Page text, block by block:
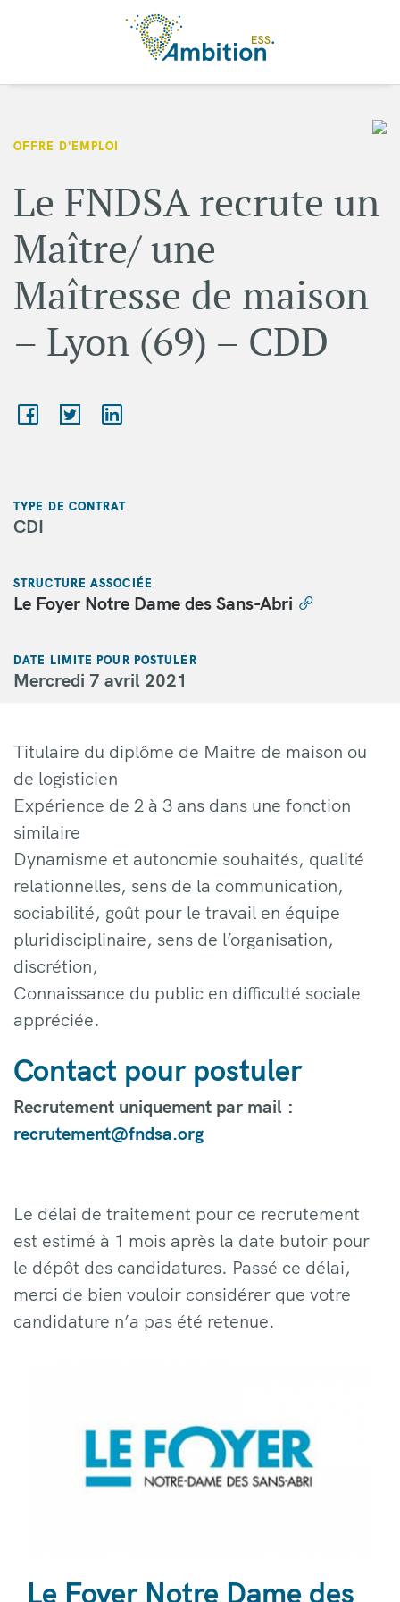
Aller au contenu principal
OFFRE D'EMPLOI
Le FNDSA recrute un
Maître/ une
Maîtresse de maison
– Lyon (69) – CDD
TYPE DE CONTRAT
CDI
STRUCTURE ASSOCIÉE
Le Foyer Notre Dame des Sans-Abri
DATE LIMITE POUR POSTULER
Mercredi 7 avril 2021
Titulaire du diplôme de Maitre de maison ou
de logisticien
Expérience de 2 à 3 ans dans une fonction
similaire
Dynamisme et autonomie souhaités, qualité
relationnelles, sens de la communication,
sociabilité, goût pour le travail en équipe
pluridisciplinaire, sens de l’organisation,
discrétion,
Connaissance du public en difficulté sociale
appréciée.
Contact pour postuler
Recrutement uniquement par mail :
recrutement@fndsa.org
Le délai de traitement pour ce recrutement
est estimé à 1 mois après la date butoir pour
le dépôt des candidatures. Passé ce délai,
merci de bien vouloir considérer que votre
candidature n’a pas été retenue.
Le Foyer Notre Dame des